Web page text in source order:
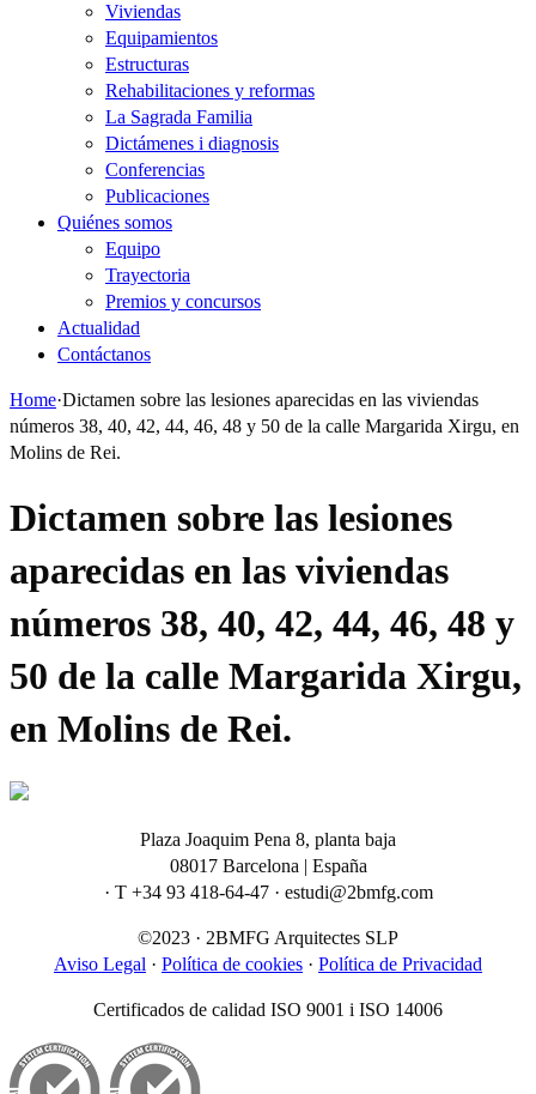
Viviendas
Equipamientos
Estructuras
Rehabilitaciones y reformas
La Sagrada Familia
Dictámenes i diagnosis
Conferencias
Publicaciones
Quiénes somos
Equipo
Trayectoria
Premios y concursos
Actualidad
Contáctanos
Home·Dictamen sobre las lesiones aparecidas en las viviendas
números 38, 40, 42, 44, 46, 48 y 50 de la calle Margarida Xirgu, en
Molins de Rei.
Dictamen sobre las lesiones
aparecidas en las viviendas
números 38, 40, 42, 44, 46, 48 y
50 de la calle Margarida Xirgu,
en Molins de Rei.
Plaza Joaquim Pena 8, planta baja
08017 Barcelona | España
· T +34 93 418-64-47 · estudi@2bmfg.com
©2023 · 2BMFG Arquitectes SLP
Aviso Legal · Política de cookies · Política de Privacidad
Certificados de calidad ISO 9001 i ISO 14006